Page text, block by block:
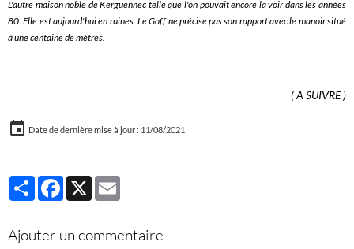
L'autre maison noble de Kerguennec telle que l'on pouvait encore la voir dans les années
80. Elle est aujourd'hui en ruines. Le Goff ne précise pas son rapport avec le manoir situé
à une centaine de mètres.
(A SUIVRE)
Date de dernière mise à jour : 11/08/2021
PartagerFacebook
X
Ajouter un commentaire